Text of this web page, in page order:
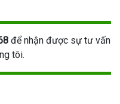
để nhận được sự tư vấn
tôi.